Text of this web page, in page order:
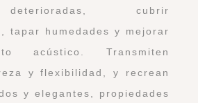
cubrir
tapar humedades y mejorar
acústico. Transmiten
y flexibilidad, y recrean
y elegantes, propiedades